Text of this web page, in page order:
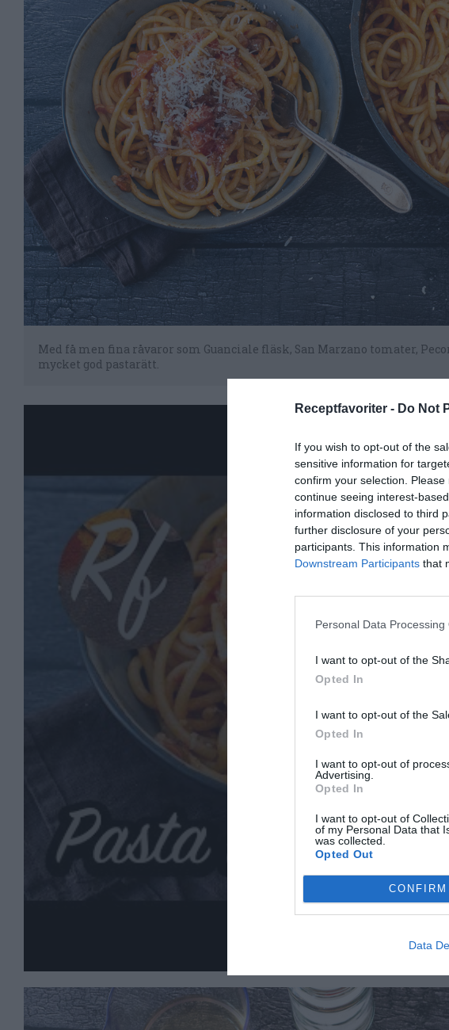
Receptfavoriter - Do Not
If you wish to opt-out of the
sensitive information for
confirm your selection.
continue seeing interest-
information disclosed to third
further disclosure of your
participants. This information
Downstream Participants that
Personal Data Processing
I want to opt-out of the
Opted In
I want to opt-out of the
Opted In
I want to opt-out of
Advertising.
Opted In
I want to opt-out of
of my Personal Data that
was collected.
Opted Out
CONFIRM
Data
Med få men fina råvaror som Guanciale fläsk, San Marzano tomater,
mycket god pastarätt.